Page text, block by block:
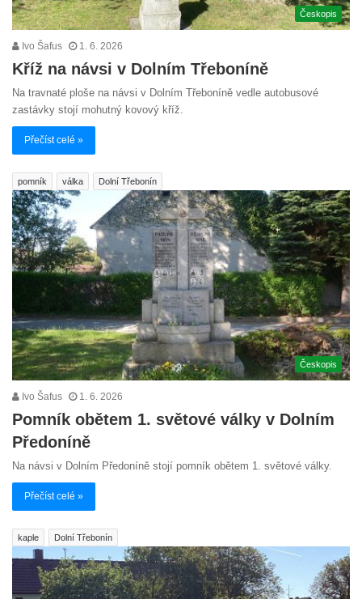
Českopis
Ivo Šafus 1. 6. 2026
Kříž na návsi v Dolním Třeboníně
Na travnaté ploše na návsi v Dolním Třeboníně vedle autobusové
zastávky stojí mohutný kovový kříž.
Přečíst celé »
pomník válka Dolní Třebonín
Českopis
Ivo Šafus 1. 6. 2026
Pomník obětem 1. světové války v Dolním
Předoníně
Na návsi v Dolním Předoníně stojí pomník obětem 1. světové války.
Přečíst celé »
kaple Dolní Třebonín